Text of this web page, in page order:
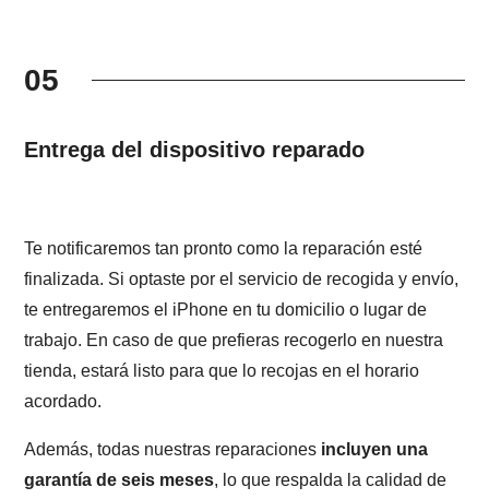
05
Entrega del dispositivo reparado
Te notificaremos tan pronto como la reparación esté
finalizada. Si optaste por el servicio de recogida y envío,
te entregaremos el iPhone en tu domicilio o lugar de
trabajo. En caso de que prefieras recogerlo en nuestra
tienda, estará listo para que lo recojas en el horario
acordado.
Además, todas nuestras reparaciones incluyen una
garantía de seis meses, lo que respalda la calidad de